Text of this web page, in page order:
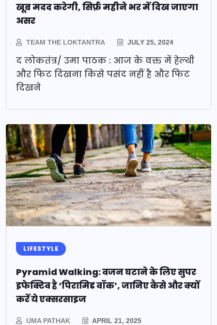
खूब मदद करेगी, सिर्फ़ महीने भर में दिख जाएगा
असर
TEAM THE LOKTANTRA JULY 25, 2024
द लोकतंत्र/ उमा पाठक : आज के वक्त में हेल्थी
और फिट दिखना किसे पसंद नहीं है और फिट
दिखने
LIFESTYLE
Pyramid Walking: वजन घटाने के लिए सुपर
इफेक्टिव है ‘पिरामिड वॉक’, जानिए कैसे और क्यों
करें ये एक्सरसाइज
UMA PATHAK APRIL 21, 2025